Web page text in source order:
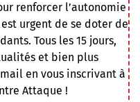
renforcer l’autonomie
urgent de se doter de
Tous les 15 jours,
et bien plus
en vous inscrivant à
Attaque !